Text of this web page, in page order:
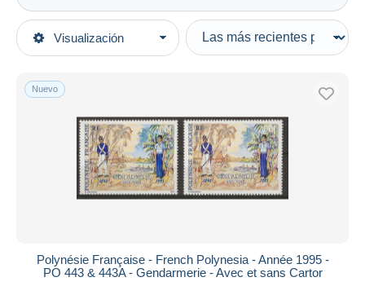
Visualización
Categorías principales
Oceanía
1990-1999
Tipo de venta
Activas
Subastas sin pujas
Casa de subastas
Vendidos
Duration
Cerrando dentro
Nuevo
Polynésie Française - French Polynesia - Année 1995 -
PO 443 & 443A - Gendarmerie - Avec et sans Cartor